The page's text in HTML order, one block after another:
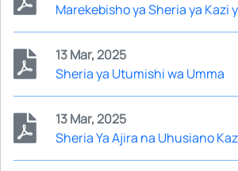
Marekebisho ya Sheria ya Kazi
13 Mar, 2025
Sheria ya Utumishi wa Umma
13 Mar, 2025
Sheria Ya Ajira na Uhusiano